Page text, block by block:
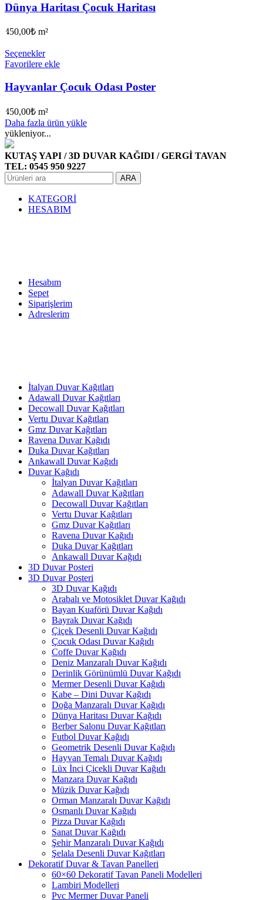
Dünya Haritası Çocuk Haritası
450,00₺ m²
Seçenekler
Favorilere ekle
Hayvanlar Çocuk Odası Poster
450,00₺ m²
Daha fazla ürün yükle
yükleniyor...
KUTAŞ YAPI / 3D DUVAR KAĞIDI / GERGİ TAVAN
TEL: 0545 950 9227
ARA
KATEGORİ
HESABIM
Hesabım
Sepet
Siparişlerim
Adreslerim
İtalyan Duvar Kağıtları
Adawall Duvar Kağıtları
Decowall Duvar Kağıtları
Vertu Duvar Kağıtları
Gmz Duvar Kağıtları
Ravena Duvar Kağıdı
Duka Duvar Kağıtları
Ankawall Duvar Kağıdı
Duvar Kağıdı
İtalyan Duvar Kağıtları
Adawall Duvar Kağıtları
Decowall Duvar Kağıtları
Vertu Duvar Kağıtları
Gmz Duvar Kağıtları
Ravena Duvar Kağıdı
Duka Duvar Kağıtları
Ankawall Duvar Kağıdı
3D Duvar Posteri
3D Duvar Posteri
3D Duvar Kağıdı
Arabalı ve Motosiklet Duvar Kağıdı
Bayan Kuaförü Duvar Kağıdı
Bayrak Duvar Kağıdı
Çiçek Desenli Duvar Kağıdı
Çocuk Odası Duvar Kağıdı
Coffe Duvar Kağıdı
Deniz Manzaralı Duvar Kağıdı
Derinlik Görünümlü Duvar Kağıdı
Mermer Desenli Duvar Kağıdı
Kabe – Dini Duvar Kağıdı
Doğa Manzaralı Duvar Kağıdı
Dünya Haritası Duvar Kağıdı
Berber Salonu Duvar Kağıtları
Futbol Duvar Kağıdı
Geometrik Desenli Duvar Kağıdı
Hayvan Temalı Duvar Kağıdı
Lüx İnci Çicekli Duvar Kağıdı
Manzara Duvar Kağıdı
Müzik Duvar Kağıdı
Orman Manzaralı Duvar Kağıdı
Osmanlı Duvar Kağıdı
Pizza Duvar Kağıdı
Sanat Duvar Kağıdı
Şehir Manzaralı Duvar Kağıdı
Şelala Desenli Duvar Kağıtları
Dekoratif Duvar & Tavan Panelleri
60×60 Dekoratif Tavan Paneli Modelleri
Lambiri Modelleri
Pvc Mermer Duvar Paneli